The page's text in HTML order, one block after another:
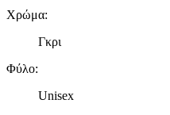
Χρώμα:
Γκρι
Φύλο:
Unisex